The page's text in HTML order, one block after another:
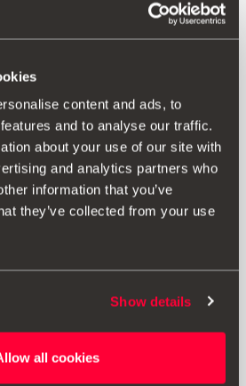
content and ads, to
and to analyse our traffic.
about your use of our site with
and analytics partners who
information that you’ve
they’ve collected from your use
Show details
all cookies
(Linterna + Chaleco + Botiquín)